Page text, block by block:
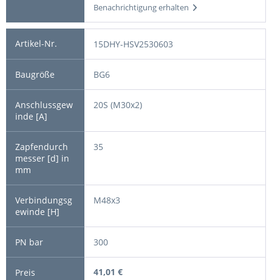
Benachrichtigung erhalten
15DHY-HSV2530603
BG6
20S (M30x2)
35
M48x3
300
41,01 €